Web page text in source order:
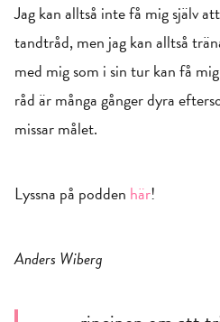
Jag kan alltså inte få mig själv
tandtråd, men jag kan alltså
med mig som i sin tur kan få
råd är många gånger dyra
missar målet.
Lyssna på podden här!
Anders Wiberg